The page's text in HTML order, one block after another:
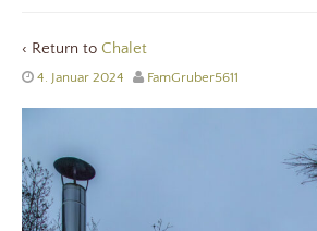
‹ Return to Chalet
4. Januar 2024 FamGruber5611